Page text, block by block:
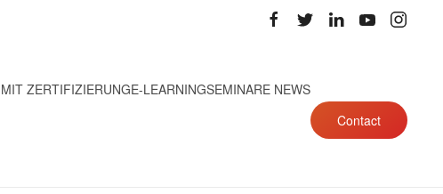
ZERTIFIZIERUNGE-LEARNINGSEMINARE NEWS
Contact